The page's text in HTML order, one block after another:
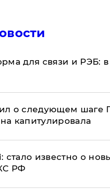
для связи и РЭБ:
о следующем шаге
капитулировала
стало известно о
РФ